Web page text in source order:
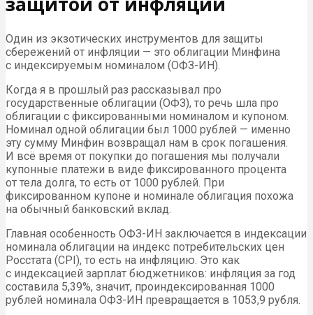
Один из экзотических инструментов для защиты
сбережений от инфляции — это облигации Минфина
с индексируемым номиналом (ОФЗ-ИН).
Когда я в прошлый раз рассказывал про
государственные облигации (ОФЗ), то речь шла про
облигации с фиксированными номиналом и купоном.
Номинал одной облигации был 1000 рублей — именно
эту сумму Минфин возвращал нам в срок погашения.
И всё время от покупки до погашения мы получали
купонные платежи в виде фиксированного процента
от тела долга, то есть от 1000 рублей. При
фиксированном купоне и номинале облигация похожа
на обычный банковский вклад.
Главная особенность ОФЗ-ИН заключается в индексации
номинала облигации на индекс потребительских цен
Росстата (CPI), то есть на инфляцию. Это как
с индексацией зарплат бюджетников: инфляция за год
составила 5,39%, значит, проиндексированная 1000
рублей номинала ОФЗ-ИН превращается в 1053,9 рубля.